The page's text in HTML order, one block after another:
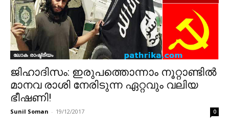
ലോക രാഷ്ട്രീയം
ജിഹാദിസം: ഇരുപത്തൊന്നാം നൂറ്റാണ്ടിൽ
മാനവ രാശി നേരിടുന്ന ഏറ്റവും വലിയ
ഭീഷണി!
Sunil Soman - 19/12/2017 0